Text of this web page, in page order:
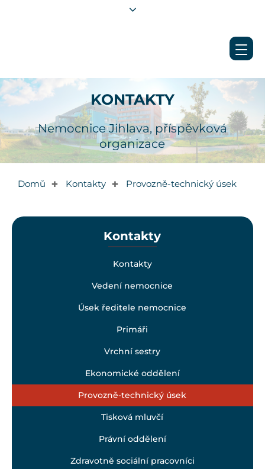
KONTAKTY
Nemocnice Jihlava, příspěvková
organizace
Domů ✚ Kontakty ✚ Provozně-technický úsek
Kontakty
Kontakty
Vedení nemocnice
Úsek ředitele nemocnice
Primáři
Vrchní sestry
Ekonomické oddělení
Provozně-technický úsek
Tisková mluvčí
Právní oddělení
Zdravotně sociální pracovníci